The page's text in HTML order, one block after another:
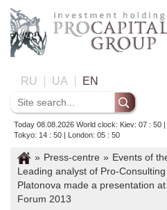
RU UA EN
Today 08.08.2026 World clock: Kiev: 07 : 50
Tokyo: 14 : 50 | London: 05 : 50
» Press-centre » Events of
Leading analyst of Pro-
Platonova made a presentation
Forum 2013